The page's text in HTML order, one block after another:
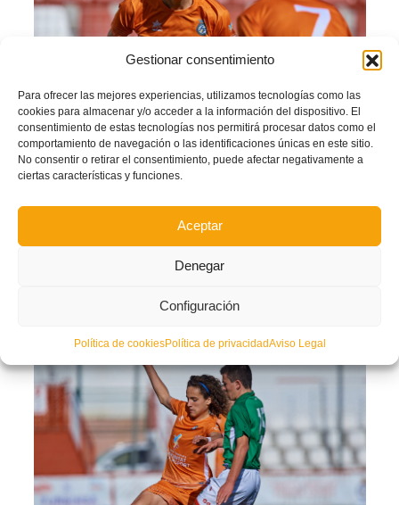
Gestionar consentimiento
Para ofrecer las mejores experiencias, utilizamos tecnologías como las
cookies para almacenar y/o acceder a la información del dispositivo. El
consentimiento de estas tecnologías nos permitirá procesar datos como el
comportamiento de navegación o las identificaciones únicas en este sitio.
No consentir o retirar el consentimiento, puede afectar negativamente a
ciertas características y funciones.
Aceptar
Denegar
Configuración
Política de cookiesPolítica de privacidadAviso Legal
LaSelección Valenciana sub16 venció por tres goles a uno a laSelección del
País Vascoen el partido inaugural de laSegunda FasedelCampeonato
Nacional de Selecciones Autonómicas
eran conscientes de que los vascos eran el máximo
había previsto una defensa de cinco hombres para contener la